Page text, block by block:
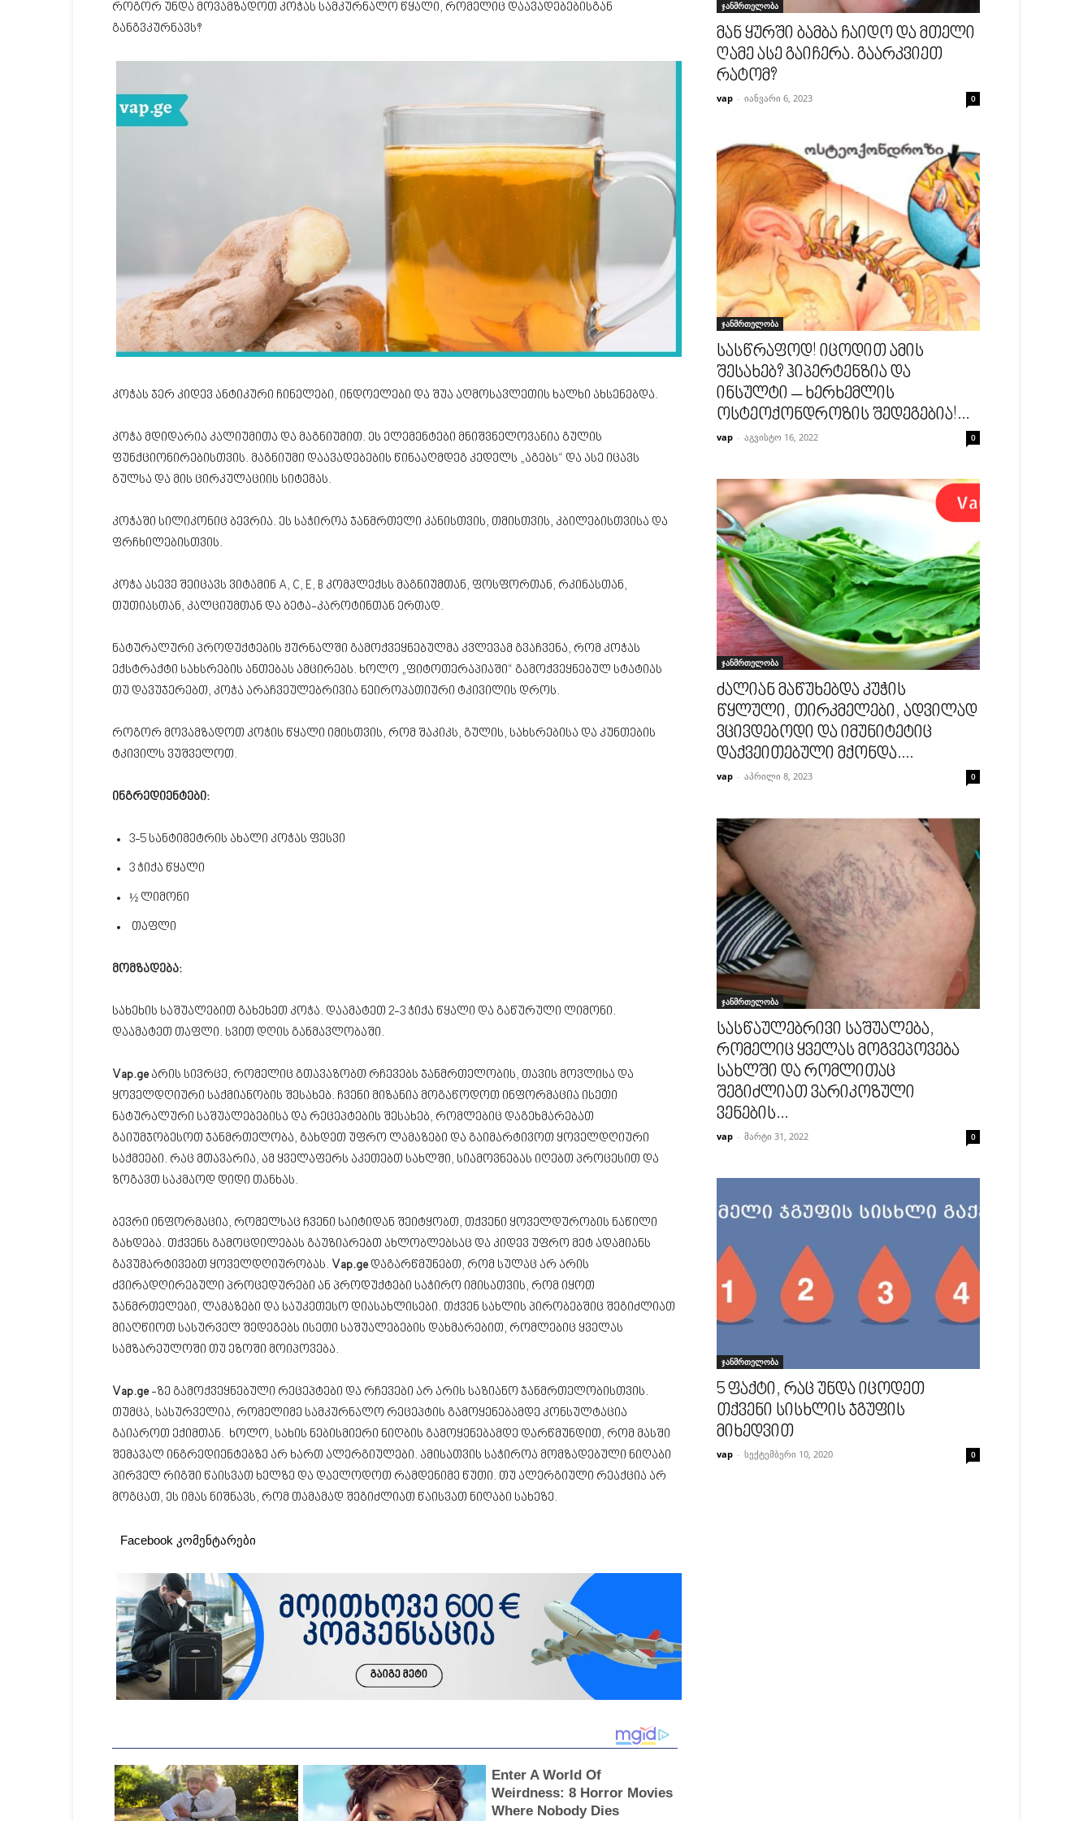
როგორ უნდა მოვამზადოთ კოჭას სამკურნალო წყალი, რომელიც დაავადებებისგან
განგვკურნავს?
კოჭას ჯერ კიდევ ანტიკური ჩინელები, ინდოელები და შუა აღმოსავლეთის ხალხი ახსენებდა.
კოჭა მდიდარია კალიუმითა და მაგნიუმით. ეს ელემენტები მნიშვნელოვანია გულის
ფუნქციონირებისთვის. მაგნიუმი დაავადებების წინააღმდეგ კედელს „აგებს“ და ასე იცავს
გულსა და მის ცირკულაციის სიტემას.
კოჭაში სილიკონიც ბევრია. ეს საჭიროა ჯანმრთელი კანისთვის, თმისთვის, კბილებისთვისა და
ფრჩხილებისთვის.
კოჭა ასევე შეიცავს ვიტამინ A, C, E, B კომპლექსს მაგნიუმთან, ფოსფორთან, რკინასთან,
თუთიასთან, კალციუმთან და ბეტა-კაროტინთან ერთად.
ნატურალური პროდუქტების ჟურნალში გამოქვეყნებულმა კვლევამ გვაჩვენა, რომ კოჭას
ექსტრაქტი სახსრების ანთებას ამცირებს. ხოლო „ფიტოთერაპიაში“ გამოქვეყნებულ სტატიას
თუ დავუჯერებთ, კოჭა არაჩვეულებრივია ნეიროპათიური ტკივილის დროს.
როგორ მოვამზადოთ კოჭის წყალი იმისთვის, რომ შაკიკს, გულის, სახსრებისა და კუნთების
ტკივილს ვუშველოთ.
ინგრედიენტები:
3-5 სანტიმეტრის ახალი კოჭას ფესვი
3 ჭიქა წყალი
½ ლიმონი
თაფლი
მომზადება:
სახეხის საშუალებით გახეხეთ კოჭა. დაამატეთ 2-3 ჭიქა წყალი და გაწურული ლიმონი.
დაამატეთ თაფლი. სვით დღის განმავლობაში.
Vap.geარის სივრცე, რომელიც გთავაზობთ რჩევებს ჯანმრთელობის, თავის მოვლისა და
ყოველდღიური საქმიანობის შესახებ. ჩვენი მიზანია მოგაწოდოთ ინფორმაცია ისეთი
ნატურალური საშუალებებისა და რეცეპტების შესახებ, რომლებიც დაგეხმარებათ
გაიუმჯობესოთ ჯანმრთელობა, გახდეთ უფრო ლამაზები და გაიმარტივოთ ყოველდღიური
საქმეები. რაც მთავარია, ამ ყველაფერს აკეთებთ სახლში, სიამოვნებას იღებთ პროცესით და
ზოგავთ საკმაოდ დიდი თანხას.
ბევრი ინფორმაცია, რომელსაც ჩვენი საიტიდან შეიტყობთ, თქვენი ყოველდურობის ნაწილი
გახდება. თქვენს გამოცდილებას გაუზიარებთ ახლობლებსაც და კიდევ უფრო მეტ ადამიანს
გავუმარტივებთ ყოველდღიურობას. Vap.geდაგარწმუნებთ, რომ სულაც არ არის
ძვირადღირებული პროცედურები ან პროდუქტები საჭირო იმისათვის, რომ იყოთ
ჯანმრთელები, ლამაზები და საუკეთესო დიასახლისები. თქვენ სახლის პირობებშიც შეგიძლიათ
მიაღწიოთ სასურველ შედეგებს ისეთი საშუალებების დახმარებით, რომლებიც ყველას
სამზარეულოში თუ ეზოში მოიპოვება.
Vap.ge-ზე გამოქვეყნებული რეცეპტები და რჩევები არ არის საზიანო ჯანმრთელობისთვის.
თუმცა, სასურველია, რომელიმე სამკურნალო რეცეპტის გამოყენებამდე კონსულტაცია
გაიაროთ ექიმთან. ხოლო, სახის ნებისმიერი ნიღბის გამოყენებამდე დარწმუნდით, რომ მასში
შემავალ ინგრედიენტებზე არ ხართ ალერგიულები. ამისათვის საჭიროა მომზადებული ნიღაბი
პირველ რიგში წაისვათ ხელზე და დაელოდოთ რამდენიმე წუთი. თუ ალერგიული რეაქცია არ
მოგცათ, ეს იმას ნიშნავს, რომ თამამად შეგიძლიათ წაისვათ ნიღაბი სახეზე.
Facebook კომენტარები
ჯანმრთელობა
მან ყურში ბამბა ჩაიდო და მთელი
ღამე ასე გაიჩერა. გაარკვიეთ
რატომ?
vap - იანვარი 6, 2023 0
ჯანმრთელობა
სასწრაფოდ! იცოდით ამის
შესახებ? ჰიპერტენზია და
ინსულტი – ხერხემლის
ოსტეოქონდროზის შედეგებია!...
vap - აგვისტო 16, 2022 0
ჯანმრთელობა
ძალიან მაწუხებდა კუჭის
წყლული, თირკმელები, ადვილად
ვცივდებოდი და იმუნიტეტიც
დაქვეითებული მქონდა....
vap - აპრილი 8, 2023 0
ჯანმრთელობა
სასწაულებრივი საშუალება,
რომელიც ყველას მოგვეპოვება
სახლში და რომლითაც
შეგიძლიათ ვარიკოზული
ვენების...
vap - მარტი 31, 2022 0
ჯანმრთელობა
5 ფაქტი, რაც უნდა იცოდეთ
თქვენი სისხლის ჯგუფის
მიხედვით
vap - სექტემბერი 10, 2020 0